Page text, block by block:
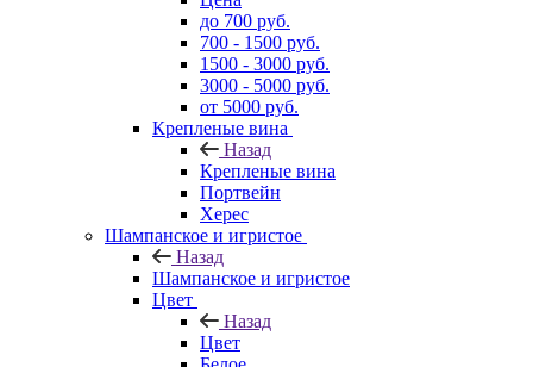
до 700 руб.
700 - 1500 руб.
1500 - 3000 руб.
3000 - 5000 руб.
от 5000 руб.
Крепленые вина
Назад
Крепленые вина
Портвейн
Херес
Шампанское и игристое
Назад
Шампанское и игристое
Цвет
Назад
Цвет